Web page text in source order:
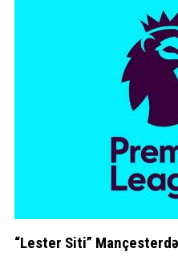
“Lester Siti”